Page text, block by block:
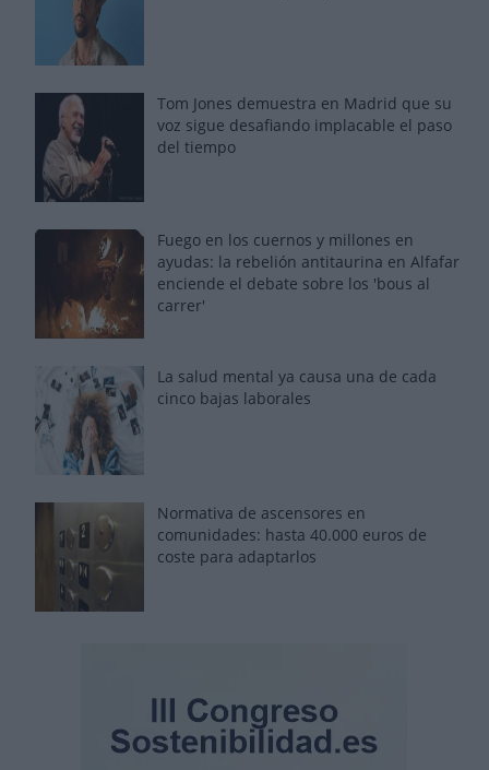
Tom Jones demuestra en Madrid que su
voz sigue desafiando implacable el paso
del tiempo
Fuego en los cuernos y millones en
ayudas: la rebelión antitaurina en Alfafar
enciende el debate sobre los 'bous al
carrer'
La salud mental ya causa una de cada
cinco bajas laborales
Normativa de ascensores en
comunidades: hasta 40.000 euros de
coste para adaptarlos